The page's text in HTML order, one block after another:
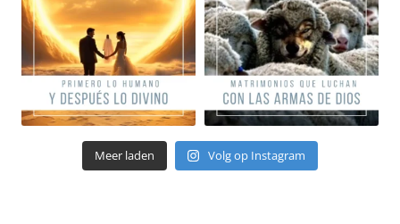
Meer laden Volg op Instagram